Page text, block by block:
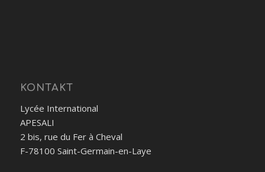
KONTAKT
Lycée International
APESALI
2 bis, rue du Fer à Cheval
F-78100 Saint-Germain-en-Laye